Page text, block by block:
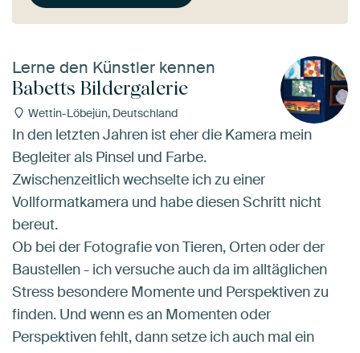
Lerne den Künstler kennen
Babetts Bildergalerie
Wettin-Löbejün, Deutschland
In den letzten Jahren ist eher die Kamera mein
Begleiter als Pinsel und Farbe.
Zwischenzeitlich wechselte ich zu einer
Vollformatkamera und habe diesen Schritt nicht
bereut.
Ob bei der Fotografie von Tieren, Orten oder der
Baustellen - ich versuche auch da im alltäglichen
Stress besondere Momente und Perspektiven zu
finden. Und wenn es an Momenten oder
Perspektiven fehlt, dann setze ich auch mal ein